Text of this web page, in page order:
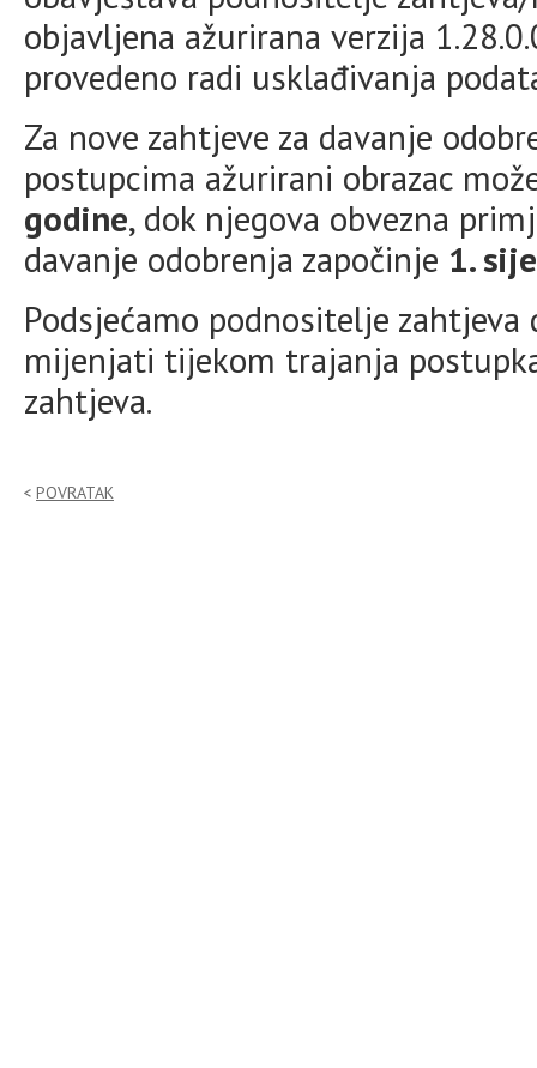
objavljena ažurirana verzija
provedeno radi usklađivanja
Za nove zahtjeve za davanje
postupcima ažurirani obrazac
godine, dok njegova obvezna
davanje odobrenja započinje 1.
Podsjećamo podnositelje
mijenjati tijekom trajanja
zahtjeva.
POVRATAK